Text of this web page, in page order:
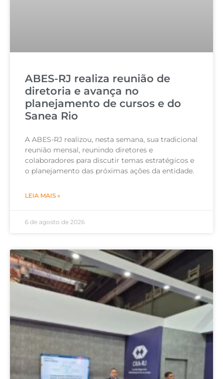
ABES-RJ realiza reunião de
diretoria e avança no
planejamento de cursos e do
Sanea Rio
A ABES-RJ realizou, nesta semana, sua tradicional
reunião mensal, reunindo diretores e
colaboradores para discutir temas estratégicos e
o planejamento das próximas ações da entidade.
LEIA MAIS »
6 de agosto de 2026